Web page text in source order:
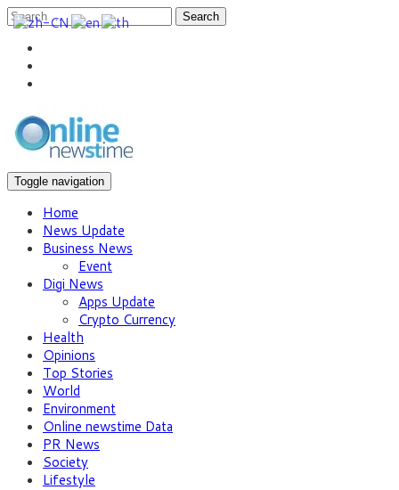
Search
Toggle navigation
Home
News Update
Business News
Event
Digi News
Apps Update
Crypto Currency
Health
Opinions
Top Stories
World
Environment
Online newstime Data
PR News
Society
Lifestyle